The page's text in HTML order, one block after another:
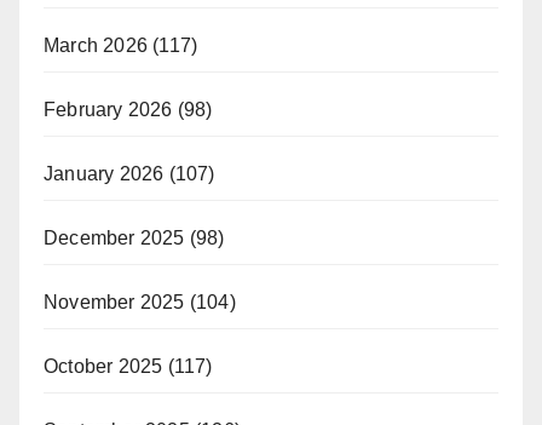
March 2026 (117)
February 2026 (98)
January 2026 (107)
December 2025 (98)
November 2025 (104)
October 2025 (117)